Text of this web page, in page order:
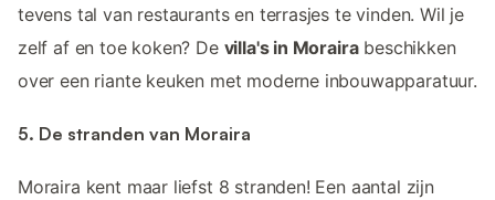
tevens tal van restaurants en terrasjes te vinden. Wil je
zelf af en toe koken? De villa's in Morairabeschikken
over een riante keuken met moderne inbouwapparatuur.
5. De stranden van Moraira
Moraira kent maar liefst 8 stranden! Een aantal zijn